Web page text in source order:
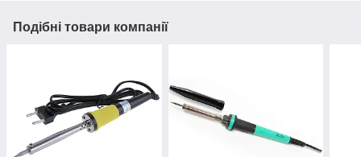
Подібні товари компанії